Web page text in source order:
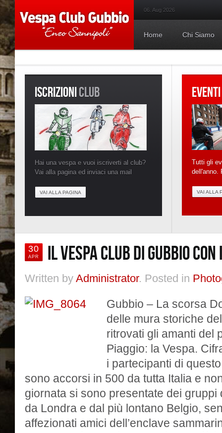
06. Aug 2026
Home Chi Siamo
ISCRIZIONICLUB
Hai una vespa e vuoi iscriverti al club?
Vai alla pagina ed inviaci una mail
VAI ALLA PAGINA
EVENTI
Tutti gli
dell'anno.
VAI ALLA
30
APR IL VESPA CLUB DI GUBBIO CON
Written by Administrator. Posted in
Gubbio – La scorsa
delle mura storiche
ritrovati gli amanti del
Piaggio: la Vespa.
i partecipanti di
sono accorsi in 500 da tutta Italia e
giornata si sono presentate dei
da Londra e dal più lontano Belgio,
affezionati amici dell’enclave